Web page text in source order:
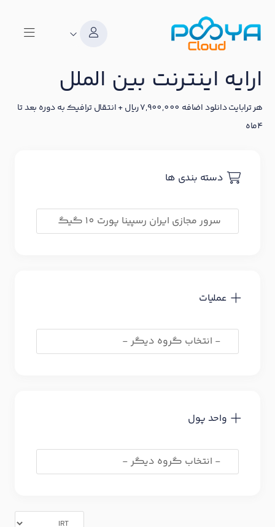
ارایه اینترنت بین الملل
هر ترابایت دانلود اضافه 7,900,000 ریال + انتقال ترافیک به دوره بعد تا
4ماه
دسته بندی ها
عملیات
واحد پول